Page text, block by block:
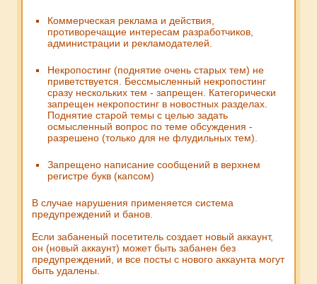
Коммерческая реклама и действия,
противоречащие интересам разработчиков,
администрации и рекламодателей.
Некропостинг (поднятие очень старых тем) не
приветствуется. Бессмысленный некропостинг
сразу нескольких тем - запрещен. Категорически
запрещен некропостинг в новостных разделах.
Поднятие старой темы с целью задать
осмысленный вопрос по теме обсуждения -
разрешено (только для не флудильных тем).
Запрещено написание сообщений в верхнем
регистре букв (капсом)
В случае нарушения применяется система
предупреждений и банов.
Если забаненый посетитель создает новый аккаунт,
он (новый аккаунт) может быть забанен без
предупреждений, и все посты с нового аккаунта могут
быть удалены.